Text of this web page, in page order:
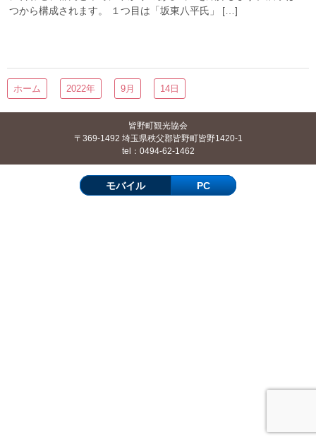
つから構成されます。 １つ目は「坂東八平氏」 […]
ホーム 2022年 9月 14日
皆野町観光協会
〒369-1492 埼玉県秩父郡皆野町皆野1420-1
tel：0494-62-1462
モバイル PC